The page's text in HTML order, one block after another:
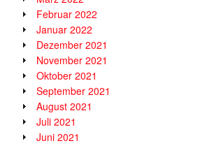
Februar 2022
Januar 2022
Dezember 2021
November 2021
Oktober 2021
September 2021
August 2021
Juli 2021
Juni 2021